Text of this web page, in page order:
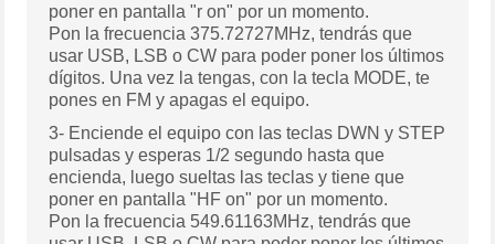
poner en pantalla "r on" por un momento.
Pon la frecuencia 375.72727MHz, tendrás que
usar USB, LSB o CW para poder poner los últimos
dígitos. Una vez la tengas, con la tecla MODE, te
pones en FM y apagas el equipo.
3- Enciende el equipo con las teclas DWN y STEP
pulsadas y esperas 1/2 segundo hasta que
encienda, luego sueltas las teclas y tiene que
poner en pantalla "HF on" por un momento.
Pon la frecuencia 549.61163MHz, tendrás que